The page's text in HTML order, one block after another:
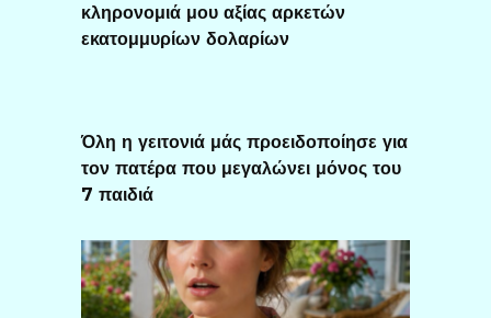
κληρονομιά μου αξίας αρκετών
εκατομμυρίων δολαρίων
Όλη η γειτονιά μάς προειδοποίησε για
τον πατέρα που μεγαλώνει μόνος του
7 παιδιά